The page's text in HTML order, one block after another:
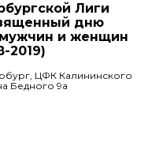
Лиги
дню
и женщин
2019)
ЦФК Калининского
Бедного 9а